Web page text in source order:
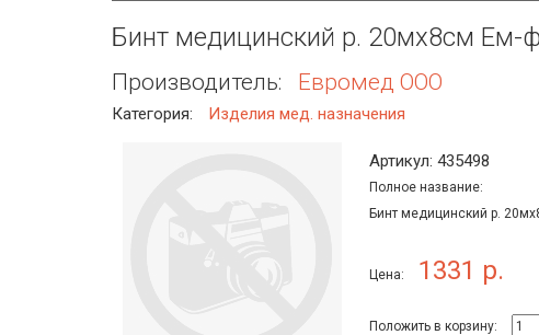
Бинт медицинский р. 20мх8см
Производитель: Евромед ООО
Категория: Изделия мед. назначения
Артикул: 435498
Полное название:
Бинт медицинский р.
Цена: 1331 р.
Положить в корзину: